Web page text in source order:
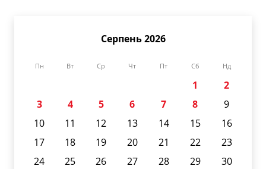
Серпень 2026
Пн Вт Ср Чт Пт Сб Нд
1
2
3
4 5 6 7 8
9
10
11 12 13 14 15
16
17
18 19 20 21 22
23
24
25 26 27 28 29
30